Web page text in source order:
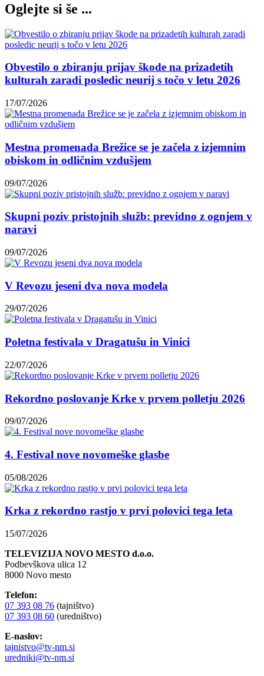
Oglejte si še ...
Obvestilo o zbiranju prijav škode na prizadetih
kulturah zaradi posledic neurij s točo v letu 2026
17/07/2026
Mestna promenada Brežice se je začela z izjemnim
obiskom in odličnim vzdušjem
09/07/2026
Skupni poziv pristojnih služb: previdno z ognjem v
naravi
09/07/2026
V Revozu jeseni dva nova modela
29/07/2026
Poletna festivala v Dragatušu in Vinici
22/07/2026
Rekordno poslovanje Krke v prvem polletju 2026
09/07/2026
4. Festival nove novomeške glasbe
05/08/2026
Krka z rekordno rastjo v prvi polovici tega leta
15/07/2026
TELEVIZIJA NOVO MESTO d.o.o.
Podbevškova ulica 12
8000 Novo mesto
Telefon:
07 393 08 76 (tajništvo)
07 393 08 60 (uredništvo)
E-naslov:
tajnistvo@tv-nm.si
uredniki@tv-nm.si